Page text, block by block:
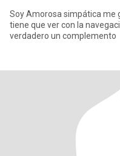
Soy Amorosa simpática me
tiene que ver con la
verdadero un complemento